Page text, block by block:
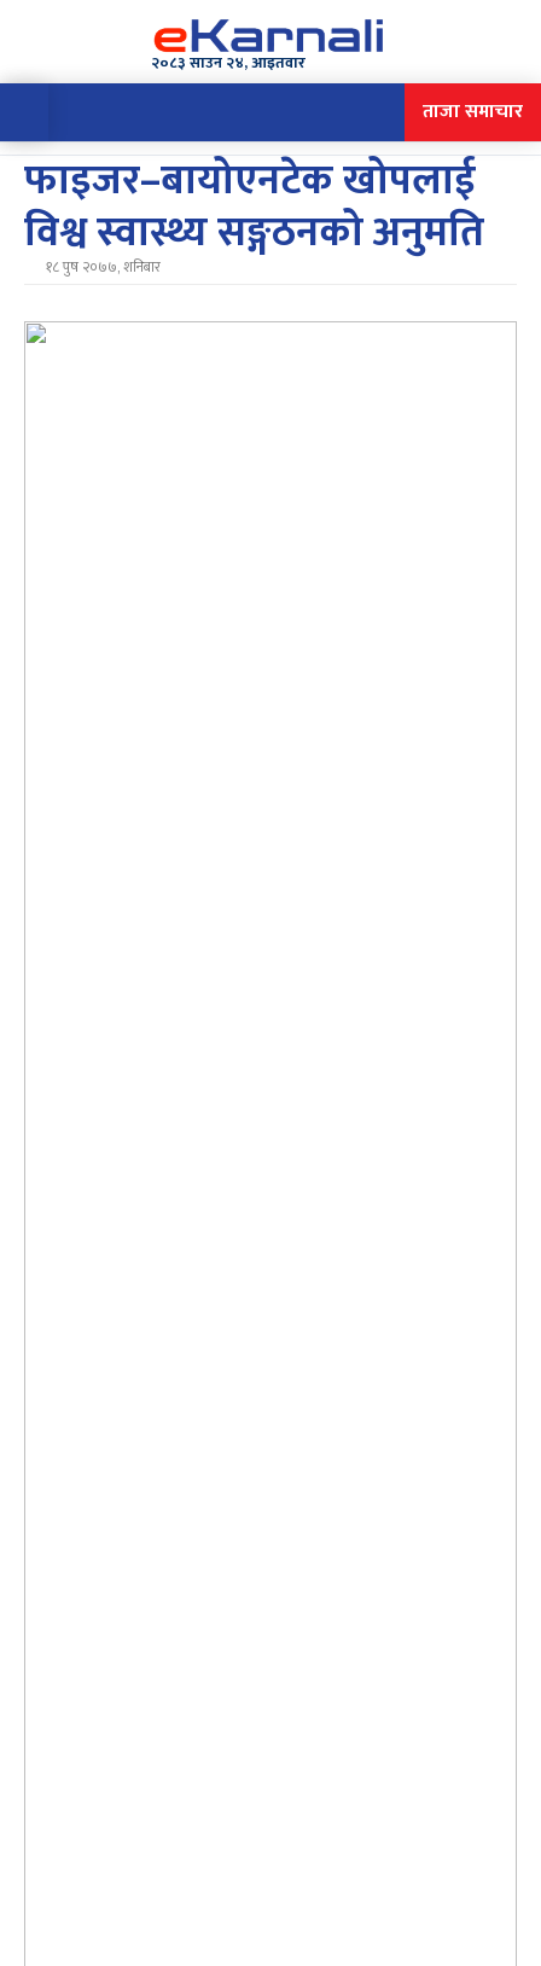
२०८३ साउन २४, आइतवार
ताजा समाचार
फाइजर–बायोएनटेक खोपलाई
विश्व स्वास्थ्य सङ्गठनको अनुमति
१८ पुष २०७७, शनिबार